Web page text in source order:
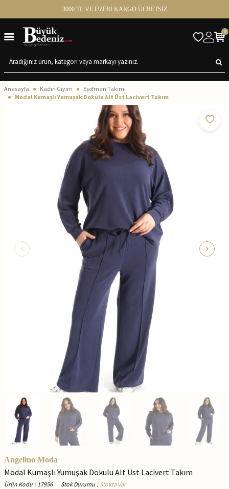
3000 TL VE ÜZERİ KARGO ÜCRETSİZ
0
Anasayfa Kadın Giyim
Eşofman Takımı
Modal Kumaşlı Yumuşak Dokulu Alt Üst Lacivert Takım
Angelino Moda
Modal Kumaşlı Yumuşak Dokulu Alt Üst Lacivert Takım
Ürün Kodu : 17956 Stok Durumu : Stokta Var